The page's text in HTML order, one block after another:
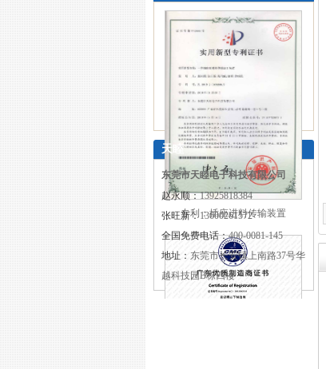
专利：插座进料传输装置
天睦
东莞市天睦电子科技有限公司
赵永顺：13925818384
张旺新：13600261572
全国免费电话：400-0081-145
地址： 东莞市长安镇上南路37号华
越科技园B栋四楼